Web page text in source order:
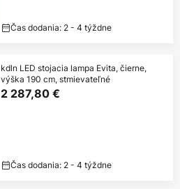
Čas dodania: 2 - 4 týždne
kdln LED stojacia lampa Evita, čierne,
výška 190 cm, stmievateľné
2 287,80 €
Čas dodania: 2 - 4 týždne